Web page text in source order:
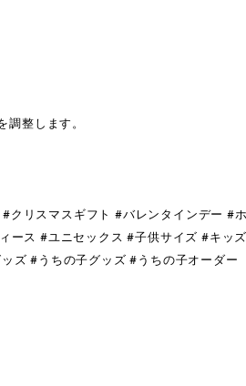
整します。
クリスマスギフト #バレンタインデー #
ース #ユニセックス #子供サイズ #キッ
ズ #うちの子グッズ #うちの子オーダー